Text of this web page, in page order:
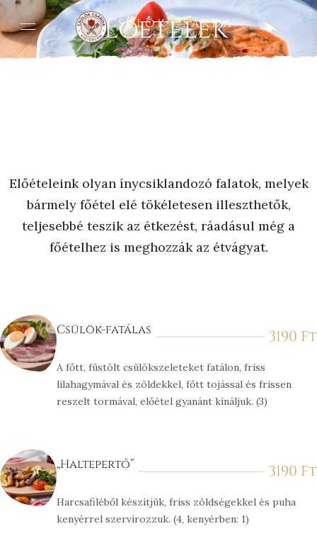
Csülök Csárda
Esztergom
Előételek
Előételeink olyan ínycsiklandozó falatok, melyek
bármely főétel elé tökéletesen illeszthetők,
teljesebbé teszik az étkezést, ráadásul még a
főételhez is meghozzák az étvágyat.
Csülök-fatálas 3190 Ft
A főtt, füstölt csülökszeleteket fatálon, friss
lilahagymával és zöldekkel, főtt tojással és frissen
reszelt tormával, előétel gyanánt kínáljuk. (3)
„Haltepertő” 3190 Ft
Harcsafiléből készítjük, friss zöldségekkel és puha
kenyérrel szervírozzuk. (4, kenyérben: 1)